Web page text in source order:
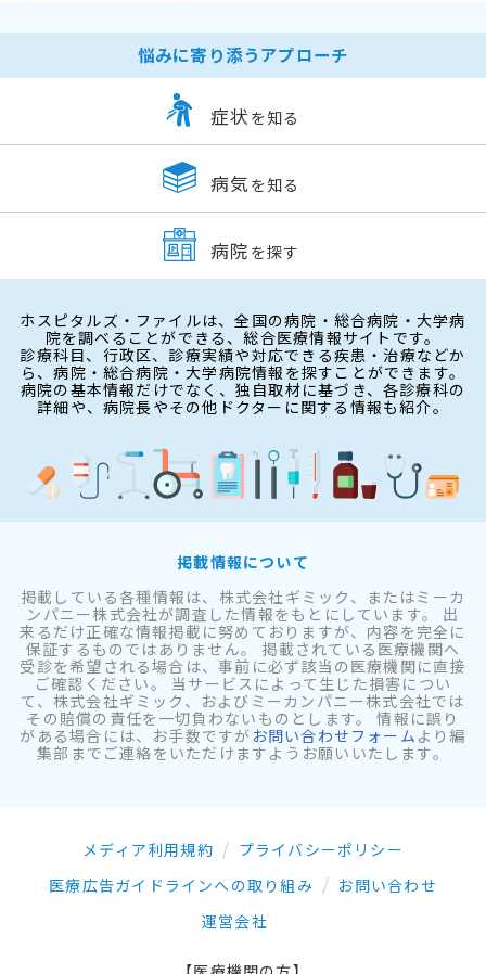
悩みに寄り添うアプローチ
症状 を知る
病気 を知る
病院 を探す
ホスピタルズ・ファイルは、全国の病院・総合病院・大学病
院を調べることができる、総合医療情報サイトです。
診療科目、行政区、診療実績や対応できる疾患・治療などか
ら、病院・総合病院・大学病院情報を探すことができます。
病院の基本情報だけでなく、独自取材に基づき、各診療科の
詳細や、病院長やその他ドクターに関する情報も紹介。
掲載情報について
掲載している各種情報は、株式会社ギミック、またはミーカ
ンパニー株式会社が調査した情報をもとにしています。 出
来るだけ正確な情報掲載に努めておりますが、内容を完全に
保証するものではありません。 掲載されている医療機関へ
受診を希望される場合は、事前に必ず該当の医療機関に直接
ご確認ください。 当サービスによって生じた損害につい
て、株式会社ギミック、およびミーカンパニー株式会社では
その賠償の責任を一切負わないものとします。 情報に誤り
がある場合には、お手数ですが お問い合わせフォーム より編
集部までご連絡をいただけますようお願いいたします。
メディア利用規約
プライバシーポリシー
医療広告ガイドラインへの取り組み
お問い合わせ
運営会社